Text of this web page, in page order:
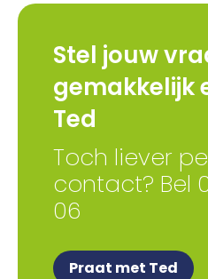
Stel jouw
gemakkelijk
Ted
Toch liever
contact? Bel
06
Praat met Ted